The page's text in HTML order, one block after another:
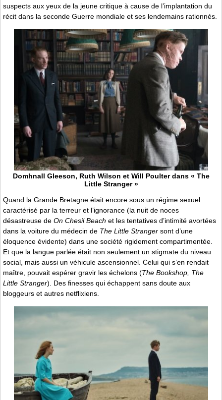
suspects aux yeux de la jeune critique à cause de l’implantation du
récit dans la seconde Guerre mondiale et ses lendemains rationnés.
Domhnall Gleeson, Ruth Wilson et Will Poulter dans « The
Little Stranger »
Quand la Grande Bretagne était encore sous un régime sexuel
caractérisé par la terreur et l’ignorance (la nuit de noces
désastreuse de On Chesil Beach et les tentatives d’intimité avortées
dans la voiture du médecin de The Little Stranger sont d’une
éloquence évidente) dans une société rigidement compartimentée.
Et que la langue parlée était non seulement un stigmate du niveau
social, mais aussi un véhicule ascensionnel. Celui qui s’en rendait
maître, pouvait espérer gravir les échelons (The Bookshop, The
Little Stranger). Des finesses qui échappent sans doute aux
bloggeurs et autres netflixiens.